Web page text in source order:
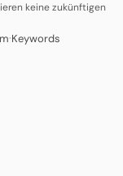
keine zukünftigen
·Keywords